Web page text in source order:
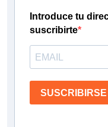
Introduce tu
suscribirte
SUSCRIBIRSE